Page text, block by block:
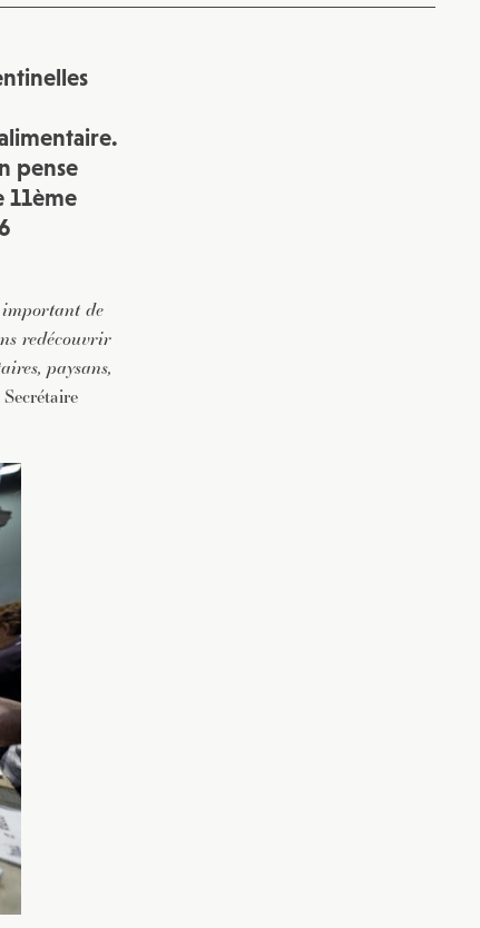
pense
11ème
important de
redécouvrir
paysans,